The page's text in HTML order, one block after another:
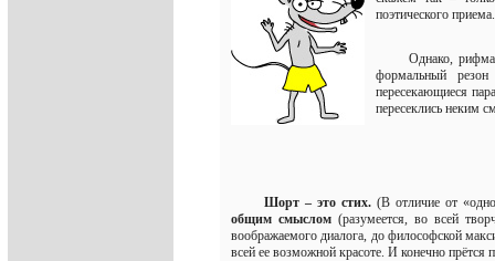
поэтического приема.
Однако,
формальный
пересекающиеся
пересеклись неким
Шорт – это стих.(В отличие от
общим смыслом(разумеется, во всей
воображаемого диалога, до философской
всей ее возможной красоте. И конечно прётся